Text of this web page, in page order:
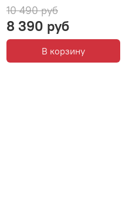
10 490 руб
8 390 руб
В корзину